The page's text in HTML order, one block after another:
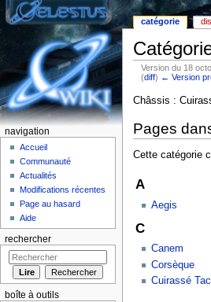
Version du 18
(diff) ← Version
Châssis :
Pages
Cette catégorie
A
Aegis
C
Canem
Corsèque
Cuirassé
catégorie
navigation
Accueil
Communauté
Actualités
Modifications récentes
Page au hasard
Aide
rechercher
boîte à outils